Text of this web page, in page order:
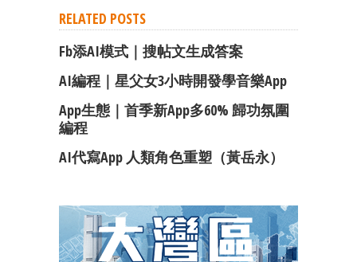
RELATED POSTS
Fb添AI模式｜搜帖文生成答案
AI編程｜星父女3小時開發學音樂App
App生態｜首季新App多60% 歸功氛圍
編程
AI代寫App 人類角色重塑（黃岳永）